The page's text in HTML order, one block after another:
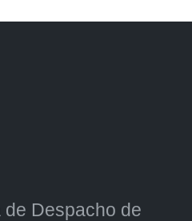
de Despacho de